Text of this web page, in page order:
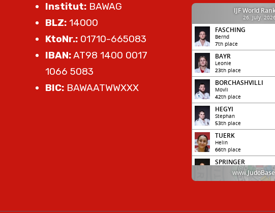
Institut: BAWAG
BLZ: 14000
KtoNr.: 01710-665083
IBAN:AT98 1400 0017
1066 5083
BIC: BAWAATWWXXX